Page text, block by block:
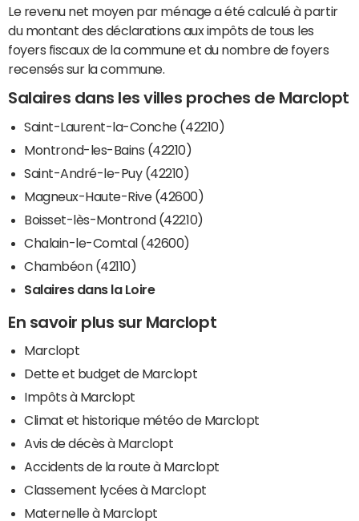
Le revenu net moyen par ménage a été calculé à partir
du montant des déclarations aux impôts de tous les
foyers fiscaux de la commune et du nombre de foyers
recensés sur la commune.
Salaires dans les villes proches de Marclopt
Saint-Laurent-la-Conche (42210)
Montrond-les-Bains (42210)
Saint-André-le-Puy (42210)
Magneux-Haute-Rive (42600)
Boisset-lès-Montrond (42210)
Chalain-le-Comtal (42600)
Chambéon (42110)
Salaires dans la Loire
En savoir plus sur Marclopt
Marclopt
Dette et budget de Marclopt
Impôts à Marclopt
Climat et historique météo de Marclopt
Avis de décès à Marclopt
Accidents de la route à Marclopt
Classement lycées à Marclopt
Maternelle à Marclopt